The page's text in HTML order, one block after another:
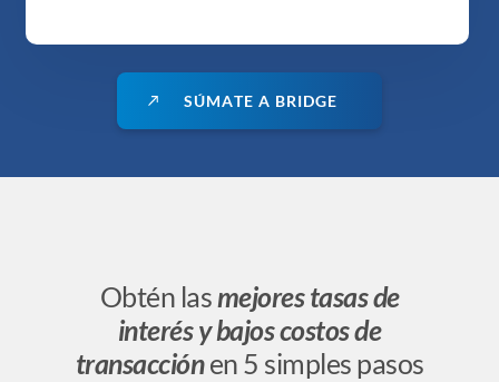
SÚMATE A BRIDGE
Obtén lasmejores tasas de
interés y bajos costos de
transacciónen 5 simples pasos